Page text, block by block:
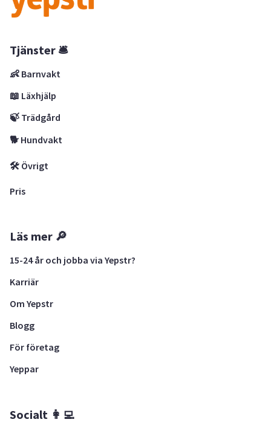
Tjänster 🛎
👶 Barnvakt
📖 Läxhjälp
🍃 Trädgård
🐕 Hundvakt
🛠 Övrigt
Pris
Läs mer 🔎
15-24 år och jobba via Yepstr?
Karriär
Om Yepstr
Blogg
För företag
Yeppar
Socialt 👩‍💻